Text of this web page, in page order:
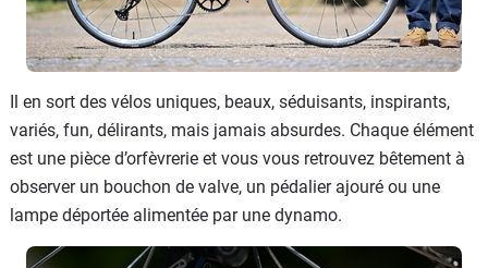
Il en sort des vélos uniques, beaux, séduisants, inspirants,
variés, fun, délirants, mais jamais absurdes. Chaque élément
est une pièce d’orfèvrerie et vous vous retrouvez bêtement à
observer un bouchon de valve, un pédalier ajouré ou une
lampe déportée alimentée par une dynamo.